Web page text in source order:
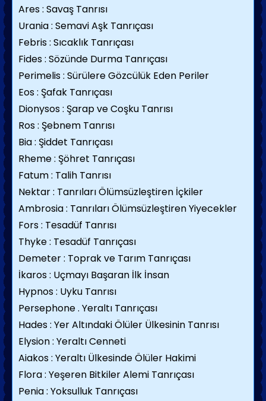
Ares : Savaş Tanrısı
Urania : Semavi Aşk Tanrıçası
Febris : Sıcaklık Tanrıçası
Fides : Sözünde Durma Tanrıçası
Perimelis : Sürülere Gözcülük Eden Periler
Eos : Şafak Tanrıçası
Dionysos : Şarap ve Coşku Tanrısı
Ros : Şebnem Tanrısı
Bia : Şiddet Tanrıçası
Rheme : Şöhret Tanrıçası
Fatum : Talih Tanrısı
Nektar : Tanrıları Ölümsüzleştiren İçkiler
Ambrosia : Tanrıları Ölümsüzleştiren Yiyecekler
Fors : Tesadüf Tanrısı
Thyke : Tesadüf Tanrıçası
Demeter : Toprak ve Tarım Tanrıçası
İkaros : Uçmayı Başaran İlk İnsan
Hypnos : Uyku Tanrısı
Persephone . Yeraltı Tanrıçası
Hades : Yer Altındaki Ölüler Ülkesinin Tanrısı
Elysion : Yeraltı Cenneti
Aiakos : Yeraltı Ülkesinde Ölüler Hakimi
Flora : Yeşeren Bitkiler Alemi Tanrıçası
Penia : Yoksulluk Tanrıçası